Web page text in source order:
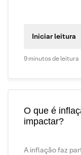
Iniciar leitura
9 minutos de leitura
O que é
impactar?
A inflação faz